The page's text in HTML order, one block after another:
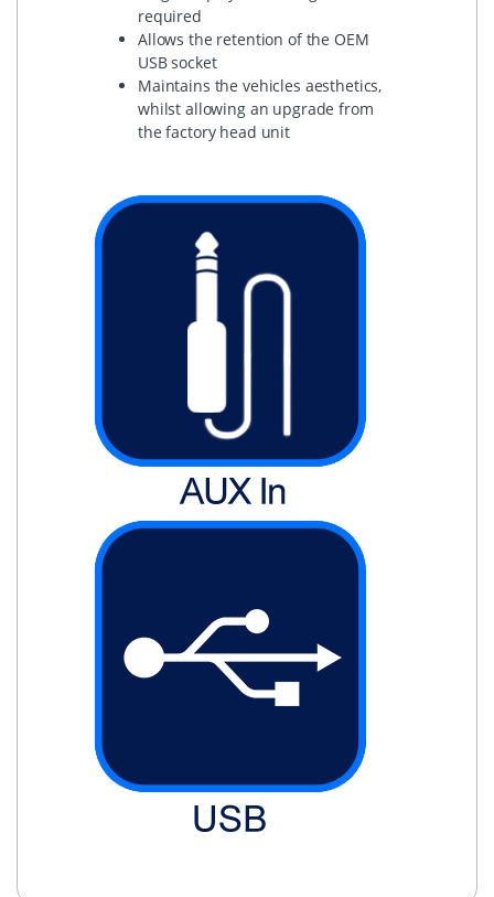
required
Allows the retention of the OEM
USB socket
Maintains the vehicles aesthetics,
whilst allowing an upgrade from
the factory head unit